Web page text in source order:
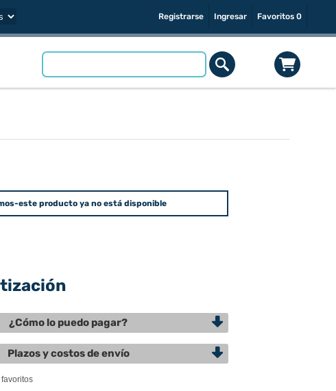
Registrarse Ingresar Favoritos 0
este producto ya no está disponible
¿Cómo lo puedo pagar?
Plazos y costos de envío